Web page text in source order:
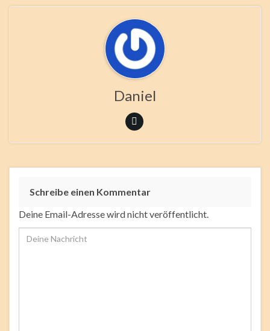
Daniel
Schreibe einen Kommentar
Deine Email-Adresse wird nicht veröffentlicht.